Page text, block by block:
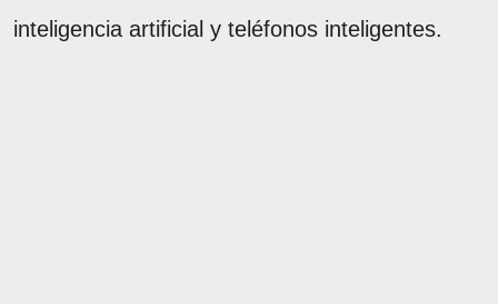
inteligencia artificial y teléfonos inteligentes.